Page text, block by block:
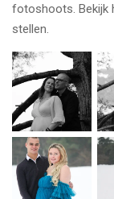
fotoshoots. Bekijk
stellen.